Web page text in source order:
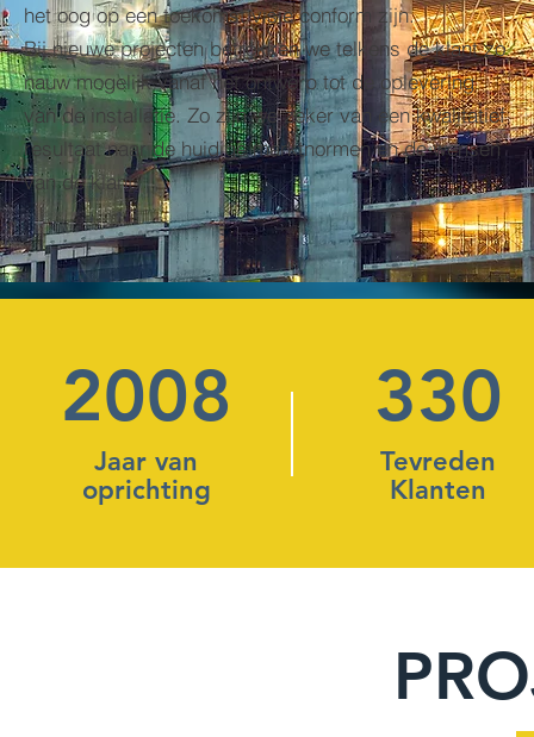
het oog op een toekomst visie conform zijn.
Bij nieuwe projecten betrokken we telkens de klant zo
nauw mogelijk vanaf het ontwerp tot de oplevering
van de installatie. Zo zijn we zeker van een kwalitatief
resultaat naar de huidige marktnormen en de wensen
van de klant.
2008
Jaar van
oprichting
330
Tevreden
Klanten